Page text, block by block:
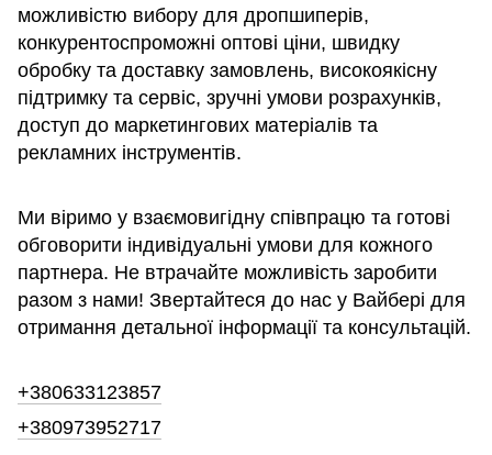
можливістю вибору для дропшиперів,
конкурентоспроможні оптові ціни, швидку
обробку та доставку замовлень, високоякісну
підтримку та сервіс, зручні умови розрахунків,
доступ до маркетингових матеріалів та
рекламних інструментів.
Ми віримо у взаємовигідну співпрацю та готові
обговорити індивідуальні умови для кожного
партнера. Не втрачайте можливість заробити
разом з нами! Звертайтеся до нас у Вайбері для
отримання детальної інформації та консультацій.
+380633123857
+380973952717